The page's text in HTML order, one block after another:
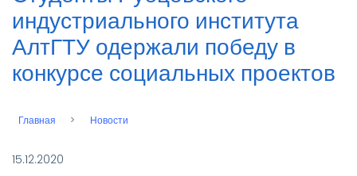
индустриального института
АлтГТУ одержали победу в
конкурсе социальных проектов
Строка
Главная Новости
15.12.2020